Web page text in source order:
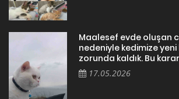
Maalesef evde oluşan
nedeniyle kedimize
zorunda kaldık. Bu
17.05.2026